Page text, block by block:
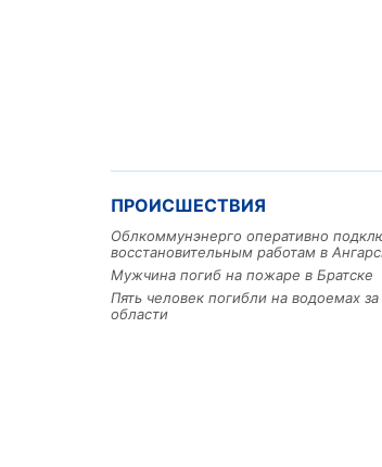
ПРОИСШЕСТВИЯ
Облкоммунэнерго оперативно
восстановительным работам в
Мужчина погиб на пожаре в Братске
Пять человек погибли на водоемах
области